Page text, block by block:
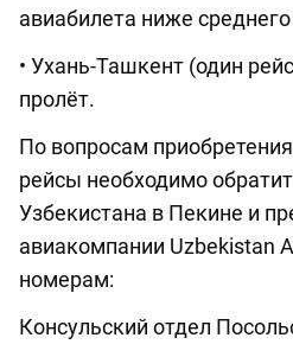
авиабилета ниже
• Ухань-Ташкент (один
пролёт.
По вопросам
рейсы необходимо
Узбекистана в Пекине и
авиакомпании Uzbekistan
номерам:
Консульский отдел